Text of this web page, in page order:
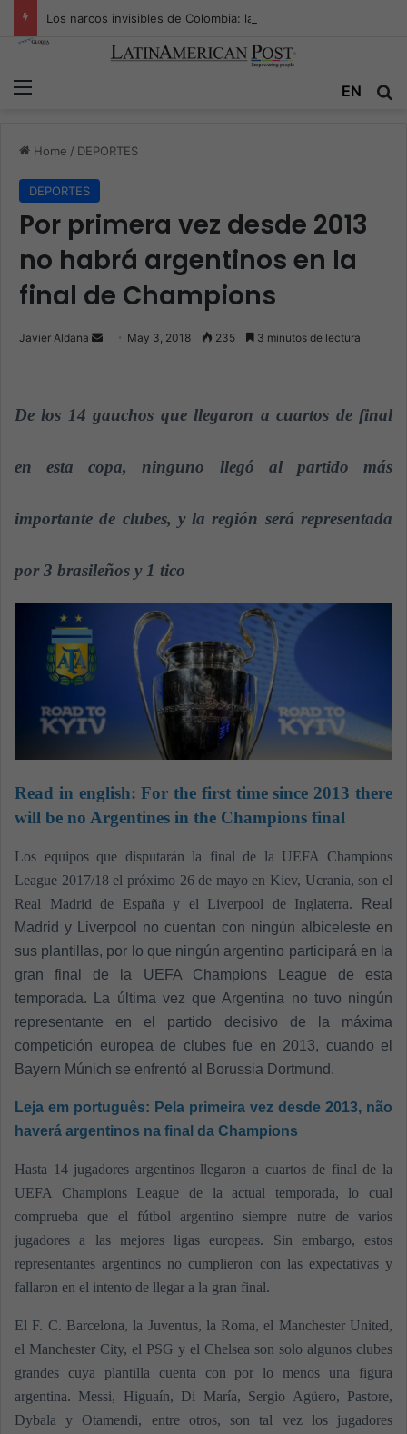
EN
Home / DEPORTES
DEPORTES
Por primera vez desde 2013
no habrá argentinos en la
final de Champions
Javier Aldana
a
e
a
May 3, 2018 235 3 minutos de lectura
De los 14 gauchos que llegaron a cuartos de final
en esta copa, ninguno llegó al partido más
importante de clubes, y la región será representada
por 3 brasileños y 1 tico
Read in english:For the first time since 2013 there
will be no Argentines in the Champions final
Los equipos que disputarán la final de la UEFA Champions
League 2017/18 el próximo 26 de mayo en Kiev, Ucrania, son el
Real Madrid de España y el Liverpool de Inglaterra.
Real
Madrid y Liverpool no cuentan con ningún albiceleste en
sus plantillas, por lo que ningún argentino participará en la
gran final de la UEFA Champions League de esta
temporada. La última vez que Argentina no tuvo ningún
representante en el partido decisivo de la máxima
competición europea de clubes fue en 2013, cuando el
Bayern Múnich se enfrentó al Borussia Dortmund.
Leja em português: Pela primeira vez desde 2013, não
haverá argentinos na final da Champions
Hasta 14 jugadores argentinos llegaron a cuartos de final de la
UEFA Champions League de la actual temporada, lo cual
comprueba que el fútbol argentino siempre nutre de varios
jugadores a las mejores ligas europeas. Sin embargo, estos
representantes argentinos no cumplieron con las expectativas y
fallaron en el intento de llegar a la gran final.
El F. C. Barcelona, la Juventus, la Roma, el Manchester United,
el Manchester City, el PSG y el Chelsea son solo algunos clubes
grandes cuya plantilla cuenta con por lo menos una figura
argentina. Messi, Higuaín, Di María, Sergio Agüero, Pastore,
Dybala y Otamendi, entre otros, son tal vez los jugadores